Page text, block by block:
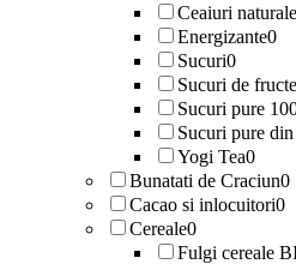
Ceaiuri naturale
Energizante0
Sucuri0
Sucuri de fructe
Sucuri pure
Sucuri pure
Yogi Tea0
Bunatati de Craciun0
Cacao si inlocuitori0
Cereale0
Fulgi cereale